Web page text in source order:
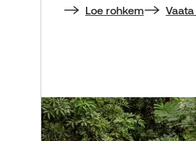
Loe rohkem